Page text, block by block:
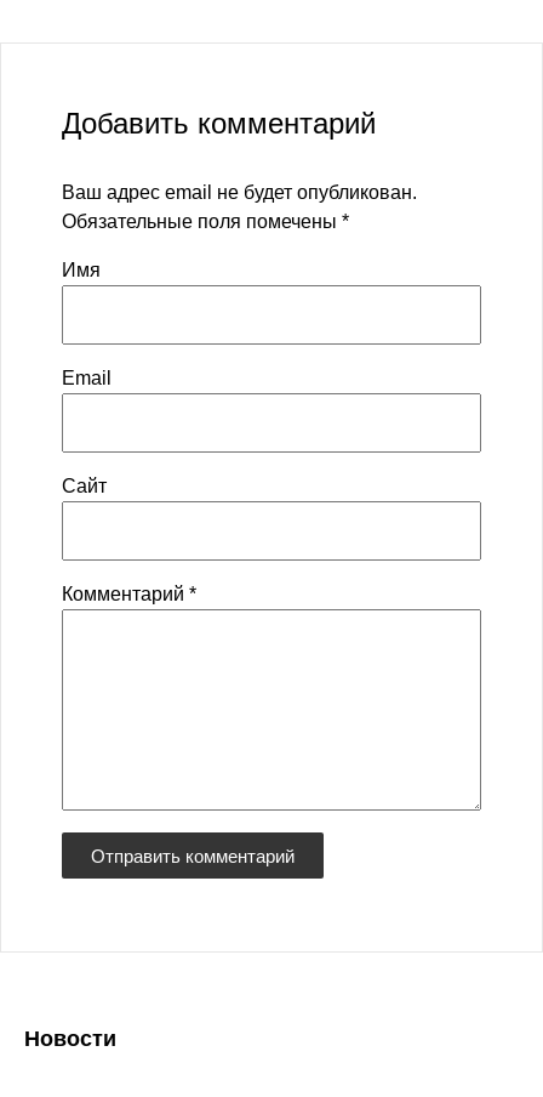
Добавить комментарий
Ваш адрес email не будет опубликован.
Обязательные поля помечены *
Имя
Email
Сайт
Комментарий *
Новости